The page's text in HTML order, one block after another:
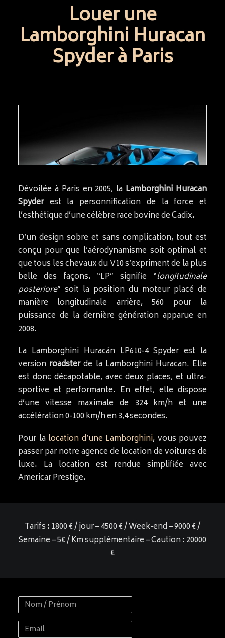
Louer une
Lamborghini Huracan
Spyder à Paris
Dévoilée à Paris en 2005, la Lamborghini Huracan
Spyderest la personnification de la force et
l’esthétique d’une célèbre race bovine de Cadix.
D’un design sobre et sans complication, tout est
conçu pour que l’aérodynamisme soit optimal et
que tous les chevaux du V10 s’expriment de la plus
belle des façons. “LP” signifie “longitudinale
posteriore” soit la position du moteur placé de
manière longitudinale arrière, 560 pour la
puissance de la dernière génération apparue en
2008.
La Lamborghini Huracán LP610-4 Spyder est la
version roadsterde la Lamborghini Huracan. Elle
est donc décapotable, avec deux places, et ultra-
sportive et performante. En effet, elle dispose
d’une vitesse maximale de 324 km/h et une
accélération 0-100 km/h en 3,4 secondes.
Pour la location d’une Lamborghini, vous pouvez
passer par notre agence de location de voitures de
luxe. La location est rendue simplifiée avec
Americar Prestige.
Tarifs : 1800 € / jour – 4500 € / Week-end – 9000 € /
Semaine – 5€ / Km supplémentaire – Caution : 20000
€
Nom
/
Prénom
Email